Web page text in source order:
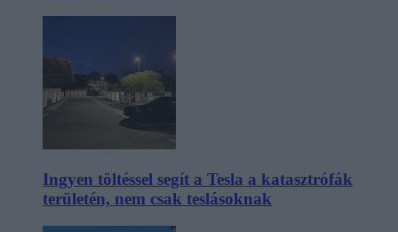
Ingyen töltéssel segít a Tesla a katasztrófák
területén, nem csak teslásoknak